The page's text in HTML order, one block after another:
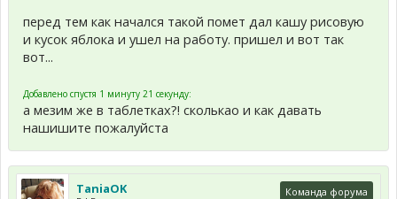
перед тем как начался такой помет дал кашу рисовую
и кусок яблока и ушел на работу. пришел и вот так
вот...
Добавлено спустя 1 минуту 21 секунду:
а мезим же в таблетках?! сколькао и как давать
нашишите пожалуйста
TaniaOK Команда форума